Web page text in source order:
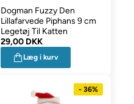
Dogman Fuzzy Den
Lillafarvede Piphans 9 cm
Legetøj Til Katten
29,00 DKK
Læg i kurv
- 36%